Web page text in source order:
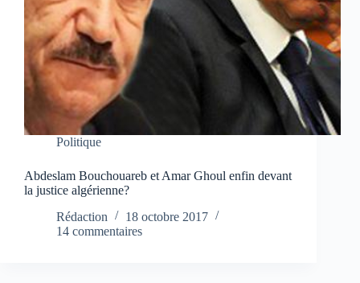
Politique
Abdeslam Bouchouareb et Amar Ghoul enfin devant
la justice algérienne?
Rédaction
18 octobre 2017
14 commentaires